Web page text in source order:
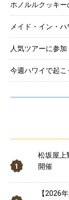
ホノルルクッキ
メイド・イン・
人気ツアーに参
今週ハワイで起こ
松坂屋上
開催
【2026